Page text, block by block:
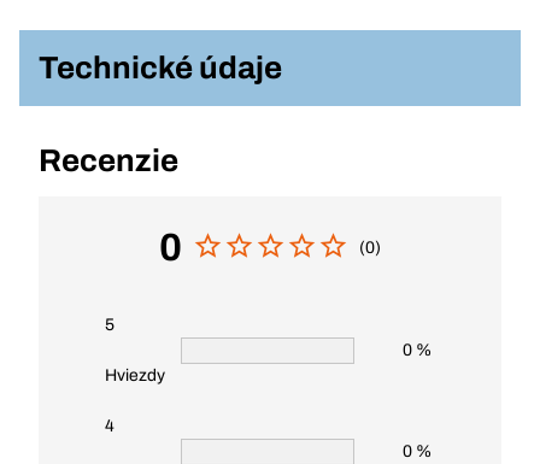
Technické údaje
Recenzie
0 (0)
5
Hviezdy
0 %
4
0 %